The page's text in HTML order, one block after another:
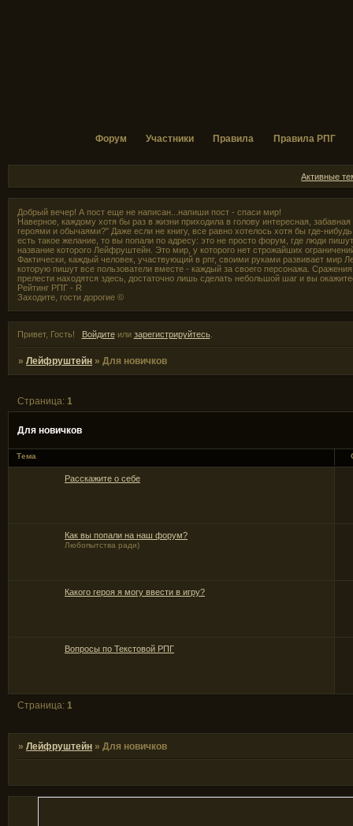
Форум Участники Правила Правила РПГ
Активные
Добрый вечер! А пост еще не написан...напиши пост - спаси мир!
Наверное, каждому хотя бы раз в жизни приходила в голову интересная,
героями и обычаями?" Даже если не книгу, все равно хотелось хотя бы где-
есть такое желание, то вы попали по адресу: это не просто форум, где люди
название которого Лейфруштейн. Это мир, у которого нет строжайших
Фактически, каждый человек, участвующий в рпг, своими руками развивает мир
которую пишут все пользователи вместе - каждый за своего персонажа.
прелести находятся здесь, достаточно лишь сделать небольшой шаг и вы
Рейтинг РПГ - R
Заходите, гости дорогие ©
Привет, Гость! Войдитеили зарегистрируйтесь.
»Лейфруштейн »Для новичков
Для новичков
Страница:1
Тема
Расскажите о себе
Как вы попали на наш форум?
Любопытства ради)
Какого героя я могу ввести в игру?
Вопросы по Текстовой РПГ
Страница: 1
»Лейфруштейн »Для новичков